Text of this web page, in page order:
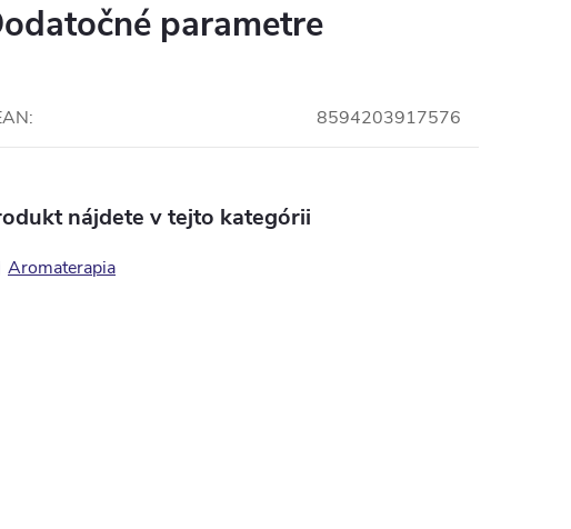
parametre
: 8594203917576
nájdete v tejto kategórii
Aromaterapia